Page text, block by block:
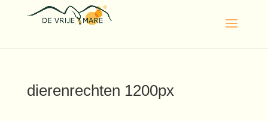
dierenrechten 1200px